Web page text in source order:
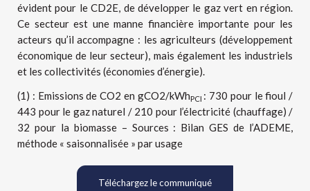
évident pour le CD2E, de développer le gaz vert en région.
Ce secteur est une manne financière importante pour les
acteurs qu’il accompagne : les agriculteurs (développement
économique de leur secteur), mais également les industriels
et les collectivités (économies d’énergie).
(1) : Emissions de CO2 en gCO2/kWhPCI : 730 pour le fioul /
443 pour le gaz naturel / 210 pour l’électricité (chauffage) /
32 pour la biomasse – Sources : Bilan GES de l’ADEME,
méthode « saisonnalisée » par usage
Téléchargez le communiqué